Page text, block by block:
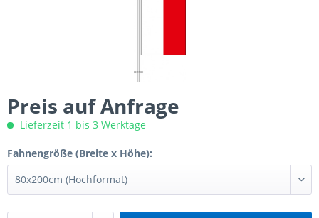
Preis auf Anfrage
Lieferzeit 1 bis 3 Werktage
Fahnengröße (Breite x Höhe):